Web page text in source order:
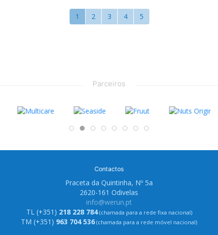
1 2 3 4 5
Parceiros
Contactos
Praceta da Quintinha, Nº 5a
2620-161 Odivelas
info@werun.pt
TL (+351) 218 228 784(chamada para a rede fixa nacional)
TM (+351) 963 704 536 (chamada para a rede móvel nacional)